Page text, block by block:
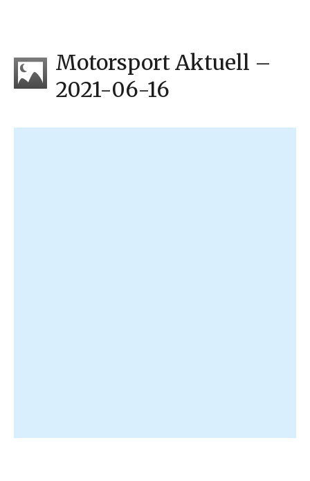
Motorsport Aktuell –
2021-06-16